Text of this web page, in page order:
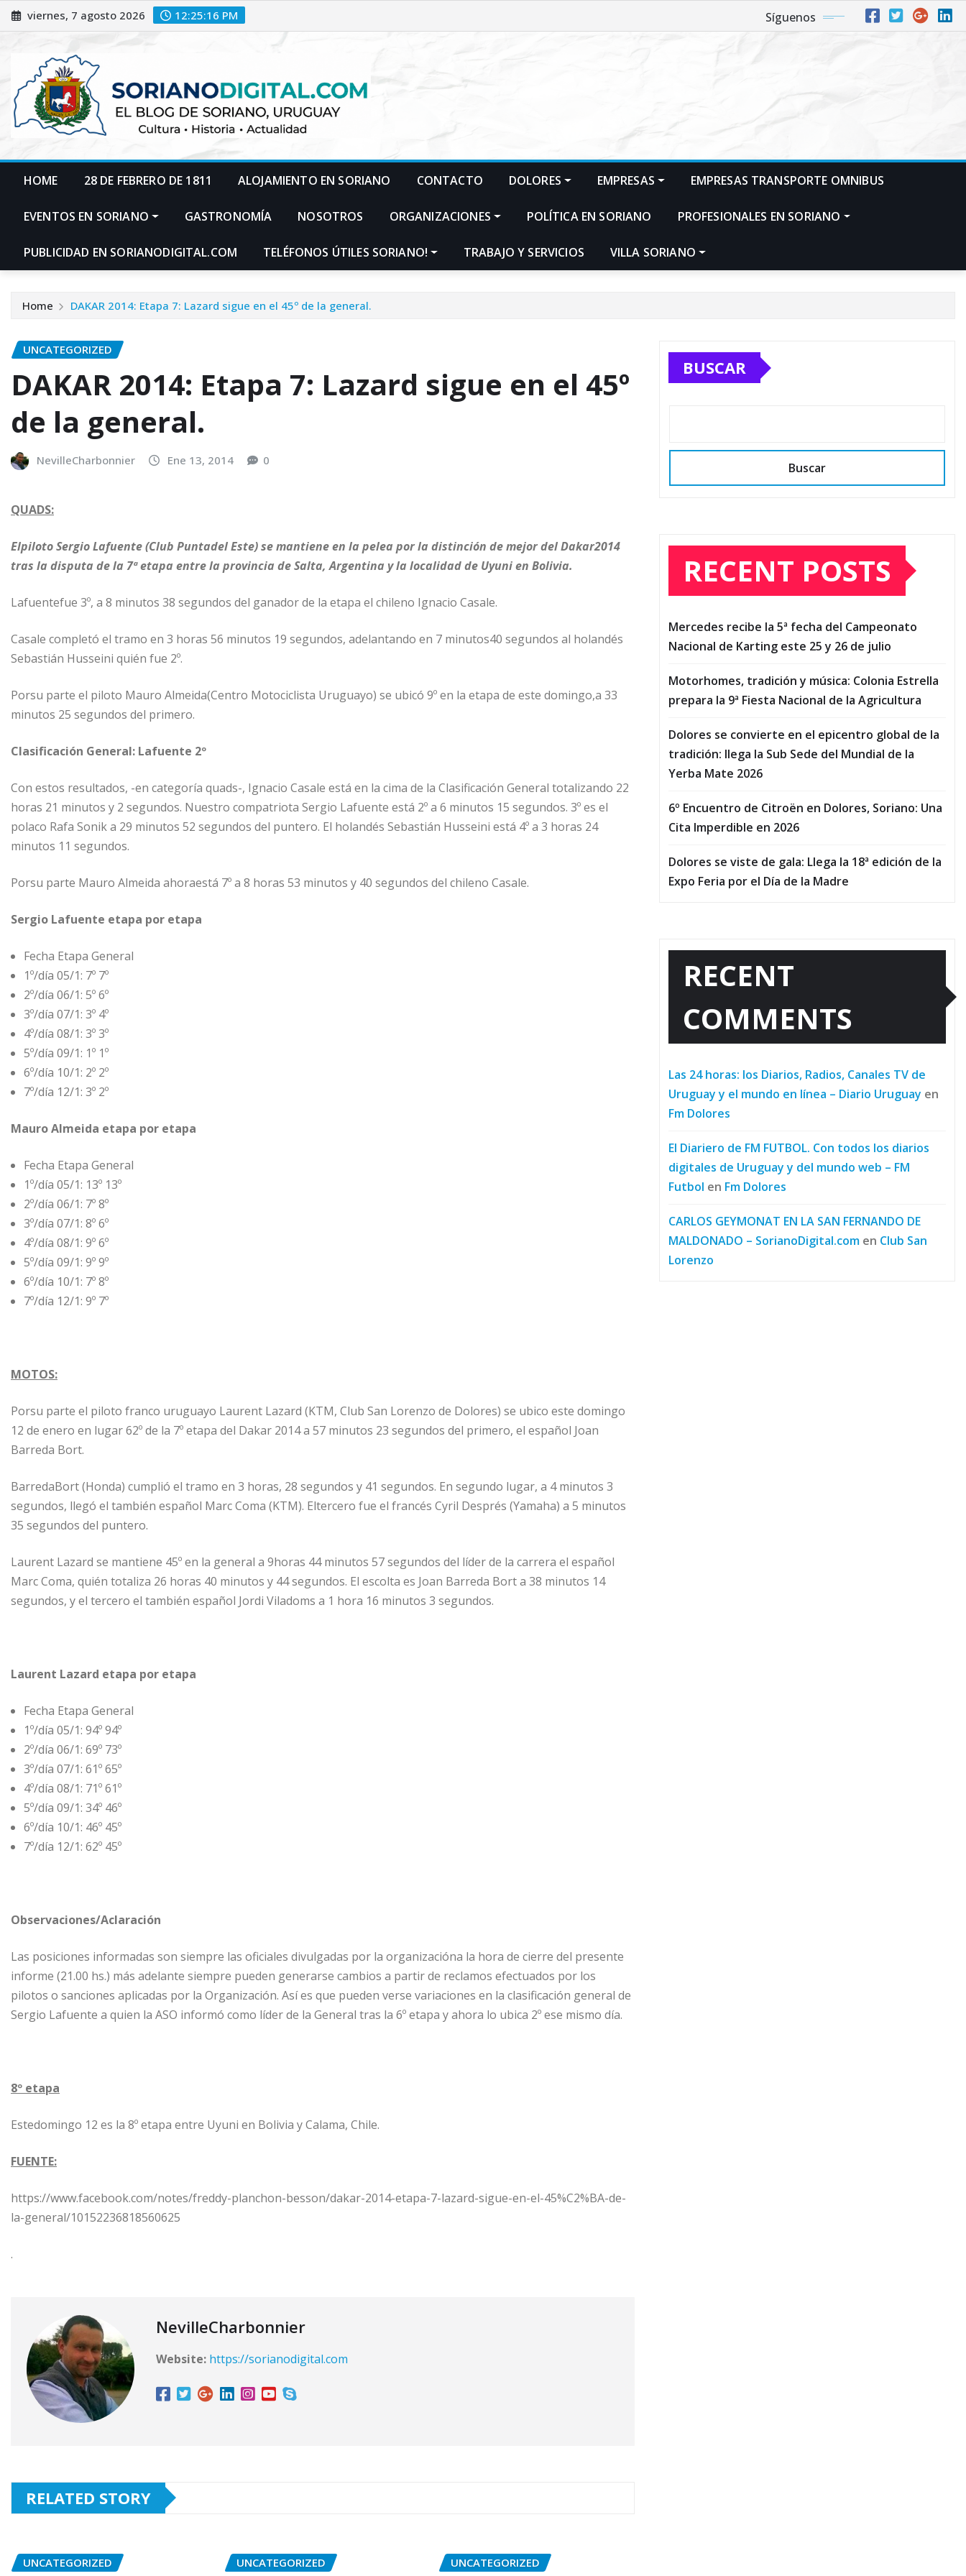
Skip
to
viernes, 7 agosto 2026 12:25:17 PM Síguenos
HOME 28 DE FEBRERO DE 1811 ALOJAMIENTO EN SORIANO CONTACTO DOLORES EMPRESAS EMPRESAS TRANSPORTE OMNIBUS
EVENTOS EN SORIANO GASTRONOMÍA NOSOTROS ORGANIZACIONES POLÍTICA EN SORIANO PROFESIONALES EN SORIANO
PUBLICIDAD EN SORIANODIGITAL.COM TELÉFONOS ÚTILES SORIANO! TRABAJO Y SERVICIOS VILLA SORIANO
Home DAKAR 2014: Etapa 7: Lazard sigue en el 45º de la general.
UNCATEGORIZED
DAKAR 2014: Etapa 7: Lazard sigue en el 45º
de la general.
NevilleCharbonnier Ene 13, 2014 0
QUADS:
Elpiloto Sergio Lafuente (Club Puntadel Este) se mantiene en la pelea por la distinción de mejor del Dakar2014
tras la disputa de la 7ª etapa entre la provincia de Salta, Argentina y la localidad de Uyuni en Bolivia.
Lafuentefue 3º, a 8 minutos 38 segundos del ganador de la etapa el chileno Ignacio Casale.
Casale completó el tramo en 3 horas 56 minutos 19 segundos, adelantando en 7 minutos40 segundos al holandés
Sebastián Husseini quién fue 2º.
Porsu parte el piloto Mauro Almeida(Centro Motociclista Uruguayo) se ubicó 9º en la etapa de este domingo,a 33
minutos 25 segundos del primero.
Clasificación General: Lafuente 2º
Con estos resultados, -en categoría quads-, Ignacio Casale está en la cima de la Clasificación General totalizando 22
horas 21 minutos y 2 segundos. Nuestro compatriota Sergio Lafuente está 2º a 6 minutos 15 segundos. 3º es el
polaco Rafa Sonik a 29 minutos 52 segundos del puntero. El holandés Sebastián Husseini está 4º a 3 horas 24
minutos 11 segundos.
Porsu parte Mauro Almeida ahoraestá 7º a 8 horas 53 minutos y 40 segundos del chileno Casale.
Sergio Lafuente etapa por etapa
Fecha Etapa General
1º/día 05/1: 7º 7º
2º/día 06/1: 5º 6º
3º/día 07/1: 3º 4º
4º/día 08/1: 3º 3º
5º/día 09/1: 1º 1º
6º/día 10/1: 2º 2º
7º/día 12/1: 3º 2º
Mauro Almeida etapa por etapa
Fecha Etapa General
1º/día 05/1: 13º 13º
2º/día 06/1: 7º 8º
3º/día 07/1: 8º 6º
4º/día 08/1: 9º 6º
5º/día 09/1: 9º 9º
6º/día 10/1: 7º 8º
7º/día 12/1: 9º 7º
MOTOS:
Porsu parte el piloto franco uruguayo Laurent Lazard (KTM, Club San Lorenzo de Dolores) se ubico este domingo
12 de enero en lugar 62º de la 7º etapa del Dakar 2014 a 57 minutos 23 segundos del primero, el español Joan
Barreda Bort.
BarredaBort (Honda) cumplió el tramo en 3 horas, 28 segundos y 41 segundos. En segundo lugar, a 4 minutos 3
segundos, llegó el también español Marc Coma (KTM). Eltercero fue el francés Cyril Després (Yamaha) a 5 minutos
35 segundos del puntero.
Laurent Lazard se mantiene 45º en la general a 9horas 44 minutos 57 segundos del líder de la carrera el español
Marc Coma, quién totaliza 26 horas 40 minutos y 44 segundos. El escolta es Joan Barreda Bort a 38 minutos 14
segundos, y el tercero el también español Jordi Viladoms a 1 hora 16 minutos 3 segundos.
Laurent Lazard etapa por etapa
Fecha Etapa General
1º/día 05/1: 94º 94º
2º/día 06/1: 69º 73º
3º/día 07/1: 61º 65º
4º/día 08/1: 71º 61º
5º/día 09/1: 34º 46º
6º/día 10/1: 46º 45º
7º/día 12/1: 62º 45º
Observaciones/Aclaración
Las posiciones informadas son siempre las oficiales divulgadas por la organizacióna la hora de cierre del presente
informe (21.00 hs.) más adelante siempre pueden generarse cambios a partir de reclamos efectuados por los
pilotos o sanciones aplicadas por la Organización. Así es que pueden verse variaciones en la clasificación general de
Sergio Lafuente a quien la ASO informó como líder de la General tras la 6º etapa y ahora lo ubica 2º ese mismo día.
8º etapa
Estedomingo 12 es la 8º etapa entre Uyuni en Bolivia y Calama, Chile.
FUENTE:
https://www.facebook.com/notes/freddy-planchon-besson/dakar-2014-etapa-7-lazard-sigue-en-el-45%C2%BA-de-
la-general/10152236818560625
.
NevilleCharbonnier
Website: https://sorianodigital.com
RELATED STORY
UNCATEGORIZED UNCATEGORIZED UNCATEGORIZED
BUSCAR
Buscar
RECENT POSTS
Mercedes recibe la 5ª fecha del Campeonato
Nacional de Karting este 25 y 26 de julio
Motorhomes, tradición y música: Colonia Estrella
prepara la 9ª Fiesta Nacional de la Agricultura
Dolores se convierte en el epicentro global de la
tradición: llega la Sub Sede del Mundial de la
Yerba Mate 2026
6º Encuentro de Citroën en Dolores, Soriano: Una
Cita Imperdible en 2026
Dolores se viste de gala: Llega la 18ª edición de la
Expo Feria por el Día de la Madre
RECENT
COMMENTS
Las 24 horas: los Diarios, Radios, Canales TV de
Uruguay y el mundo en línea – Diario Uruguay en
Fm Dolores
El Diariero de FM FUTBOL. Con todos los diarios
digitales de Uruguay y del mundo web – FM
Futbol en Fm Dolores
CARLOS GEYMONAT EN LA SAN FERNANDO DE
MALDONADO – SorianoDigital.com en Club San
Lorenzo